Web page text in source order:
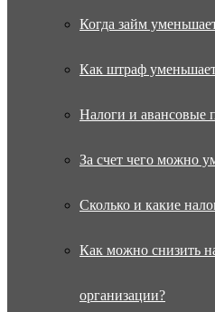
Когда займ
Как штраф
Налоги и авансовые
За счет чего можно
Сколько и какие
Как можно снизить
организации?